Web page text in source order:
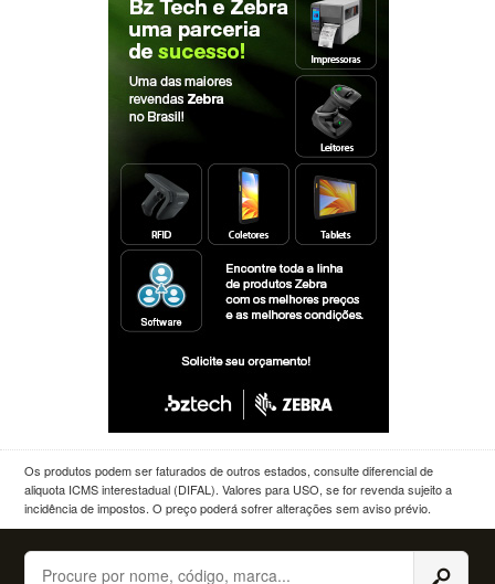
Os produtos podem ser faturados de outros estados, consulte diferencial de
aliquota ICMS interestadual (DIFAL). Valores para USO, se for revenda sujeito a
incidência de impostos. O preço poderá sofrer alterações sem aviso prévio.
Buscar